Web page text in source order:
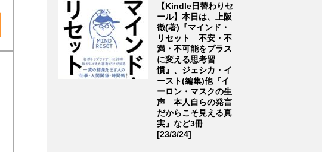
【Kindle日替わりセ
ール】本日は、上阪
徹(著)『マインド・
リセット 不安・不
満・不可能をプラス
に変える思考習
慣』、ジェシカ・イ
ースト(編集)他『イ
ーロン・マスクの生
声 本人自らの発言
だからこそ見える真
実』など3冊
[23/3/24]